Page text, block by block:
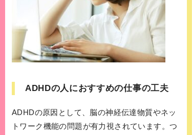
ADHDの人におすすめの仕事の工夫
ADHDの原因として、脳の神経伝達物質やネッ
トワーク機能の問題が有力視されています。つ